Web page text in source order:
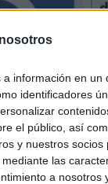
información en un
identificadores
el público, así
y nuestros socios
las
a nosotros